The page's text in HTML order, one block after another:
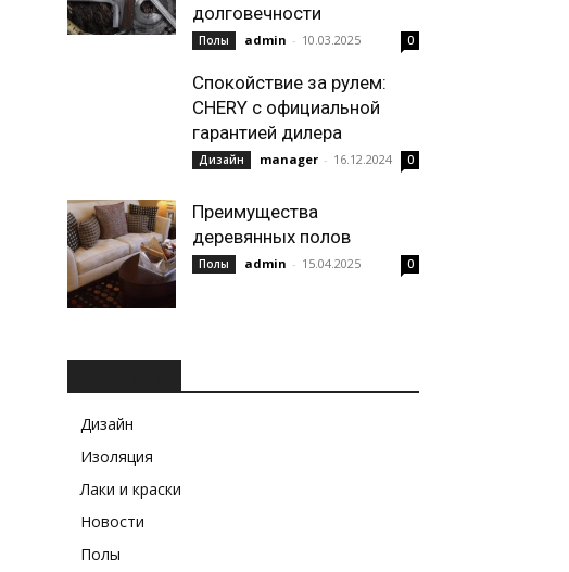
долговечности
Полы admin - 10.03.2025 0
Спокойствие за рулем:
CHERY с официальной
гарантией дилера
Дизайн manager - 16.12.2024 0
Преимущества
деревянных полов
Полы admin - 15.04.2025 0
Дизайн
Изоляция
Лаки и краски
Новости
Полы